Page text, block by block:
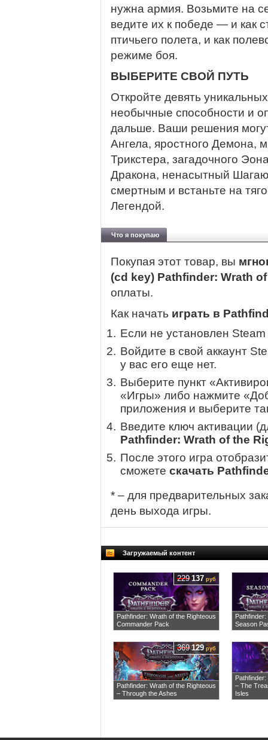
нужна армия. Возьмите на
ведите их к победе — и как
птичьего полета, и как
режиме боя.
ВЫБЕРИТЕ СВОЙ ПУТЬ
Откройте девять
необычные способности и
дальше. Ваши решения
Ангела, яростного Демона,
Трикстера, загадочного
Дракона, ненасытный
смертным и встаньте на
Легендой.
Что я покупаю
Покупая этот товар, вы
(cd key) Pathfinder: Wrath
оплаты.
Как начать играть в
Если не установлен
Войдите в свой аккаунт
у вас его еще нет.
Выберите пункт
«Игры» либо нажмите
приложения и выберите
Введите ключ активации
Pathfinder: Wrath of the
После этого игра
сможете скачать
* – для предварительных
день выхода игры.
Загружаемый контент
Pathfinder: Wrath of the Righteous
Commander Pack
229 137 руб
Season
Pathfinder: Wrath of the Righteous
– Through the Ashes
369 129 руб
– The
Isles